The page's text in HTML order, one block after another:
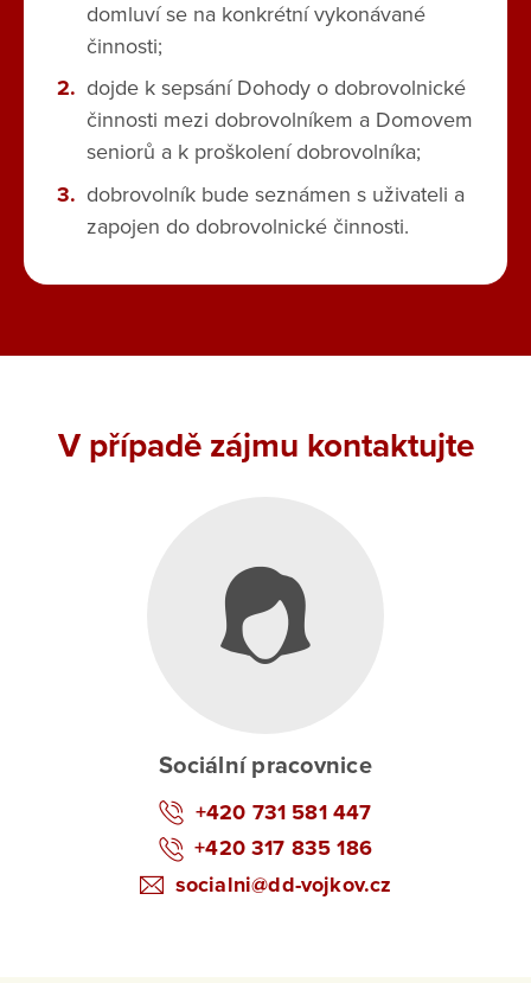
domluví se na konkrétní vykonávané
činnosti;
dojde k sepsání Dohody o dobrovolnické
činnosti mezi dobrovolníkem a Domovem
seniorů a k proškolení dobrovolníka;
dobrovolník bude seznámen s uživateli a
zapojen do dobrovolnické činnosti.
V případě zájmu kontaktujte
Sociální pracovnice
+420 731 581 447
+420 317 835 186
socialni@dd-vojkov.cz